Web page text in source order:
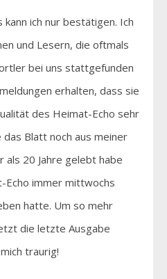
kann ich nur bestätigen. Ich
und Lesern, die oftmals
bei uns stattgefunden
erhalten, dass sie
des Heimat-Echo sehr
das Blatt noch aus meiner
als 20 Jahre gelebt habe
Echo immer mittwochs
hatte. Um so mehr
die letzte Ausgabe
traurig!